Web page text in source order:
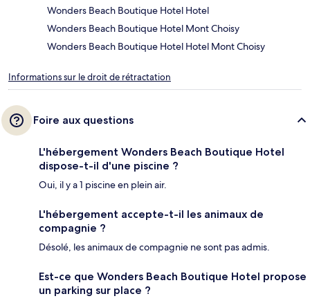
Wonders Beach Boutique Hotel Hotel
Wonders Beach Boutique Hotel Mont Choisy
Wonders Beach Boutique Hotel Hotel Mont Choisy
Informations sur le droit de rétractation
Foire aux questions
L'hébergement Wonders Beach Boutique Hotel
dispose-t-il d'une piscine ?
Oui, il y a 1 piscine en plein air.
L'hébergement accepte-t-il les animaux de
compagnie ?
Désolé, les animaux de compagnie ne sont pas admis.
Est-ce que Wonders Beach Boutique Hotel propose
un parking sur place ?